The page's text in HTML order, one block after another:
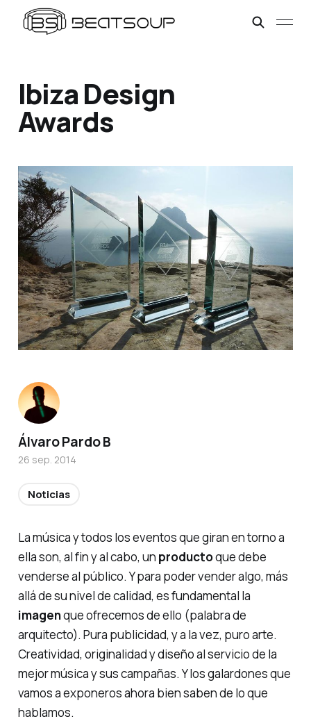
Ibiza Design
Awards
La música y todos los eventos que giran en torno a
ella son, al fin y al cabo, un productoque debe
venderse al público. Y para poder vender algo, más
allá de su nivel de calidad, es fundamental la
imagenque ofrecemos de ello (palabra de
arquitecto). Pura publicidad, y a la vez, puro arte.
Creatividad, originalidad y diseño al servicio de la
mejor música y sus campañas. Y los galardones que
vamos a exponeros ahora bien saben de lo que
hablamos.
Álvaro Pardo B
26 sep. 2014
Noticias